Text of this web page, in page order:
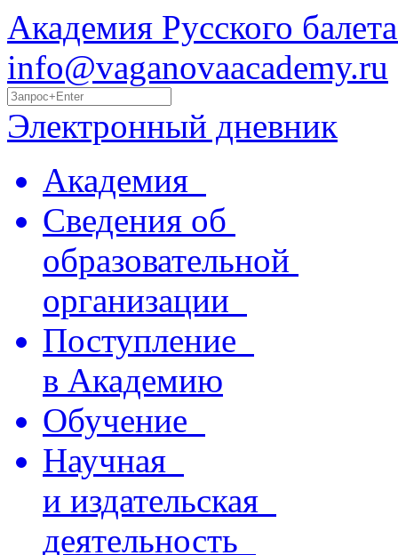
Академия Русского
info@vaganovaacademy.ru
Электронный дневник
Академия
Сведения об
образовательной
организации
Поступление
в Академию
Обучение
Научная
и издательская
деятельность